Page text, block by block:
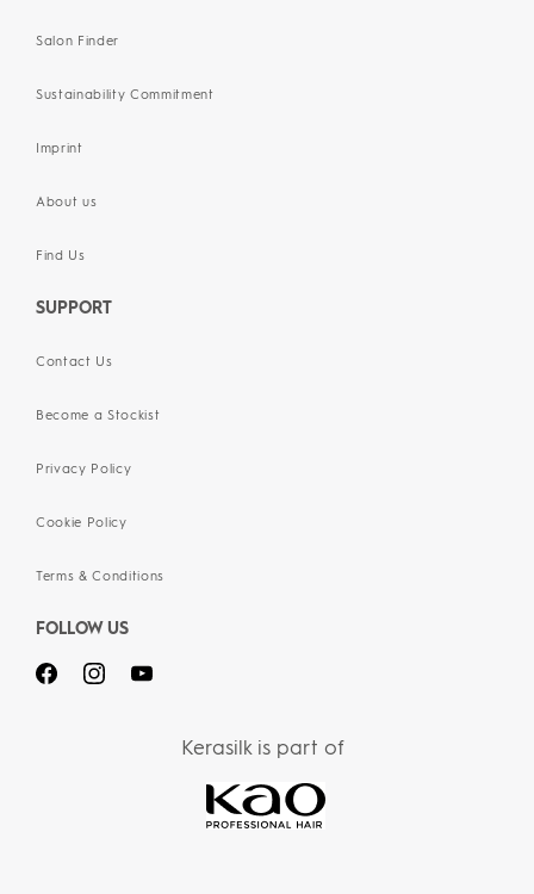
Salon Finder
Sustainability Commitment
Imprint
About us
Find Us
SUPPORT
Contact Us
Become a Stockist
Privacy Policy
Cookie Policy
Terms & Conditions
FOLLOW US
Kerasilk is part of